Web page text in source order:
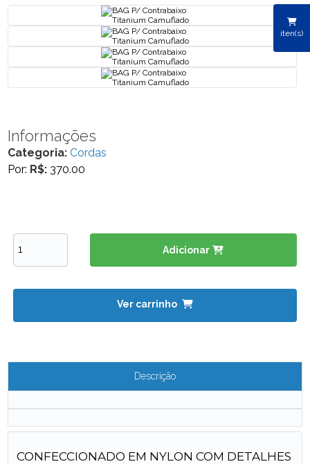
iten(s)
Informações
Categoria: Cordas
Por: R$: 370.00
Adicionar
Ver carrinho
Descrição
CONFECCIONADO EM NYLON COM DETALHES